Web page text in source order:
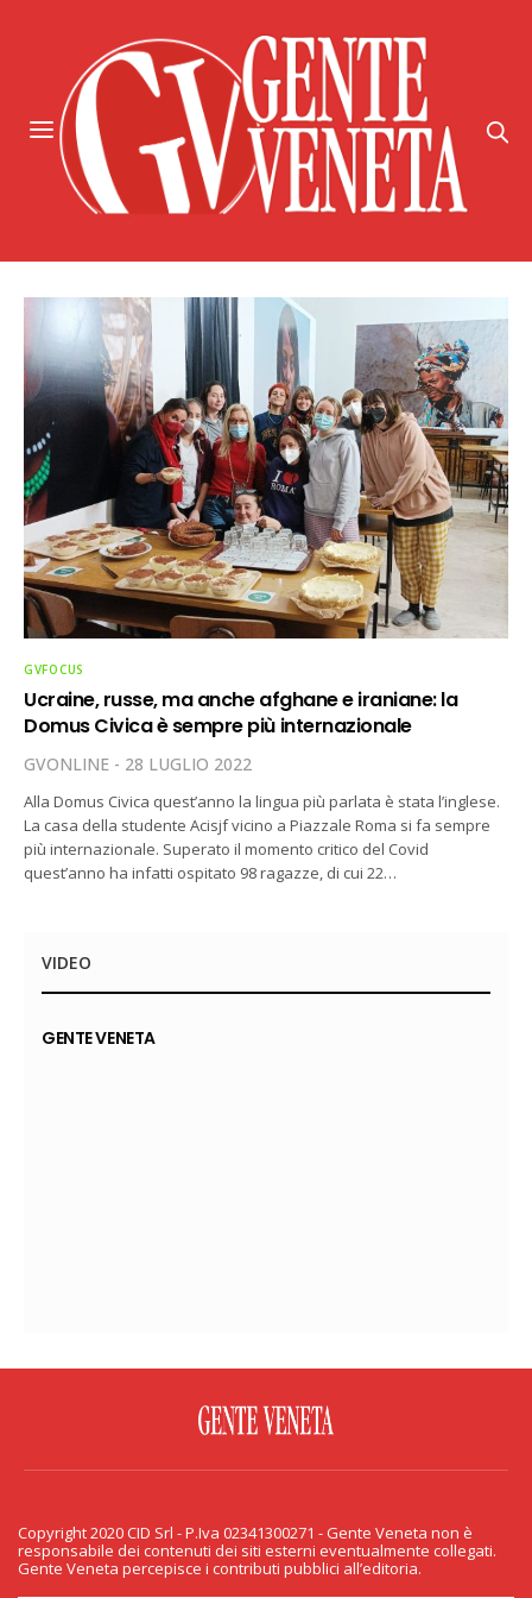
GVFOCUS
Ucraine, russe, ma anche afghane e iraniane: la
Domus Civica è sempre più internazionale
GVONLINE 28 LUGLIO 2022
Alla Domus Civica quest’anno la lingua più parlata è stata l’inglese.
La casa della studente Acisjf vicino a Piazzale Roma si fa sempre
più internazionale. Superato il momento critico del Covid
quest’anno ha infatti ospitato 98 ragazze, di cui 22…
VIDEO
GENTE VENETA
PRIVACY & COOKIE
Copyright 2020 CID Srl - P.Iva 02341300271 - Gente Veneta non è responsabile
dei contenuti dei siti esterni eventualmente collegati. Gente Veneta percepisce
Copyright 2020 CID Srl - P.Iva 02341300271 - Gente Veneta non è
responsabile dei contenuti dei siti esterni eventualmente collegati.
Gente Veneta percepisce i contributi pubblici all’editoria.